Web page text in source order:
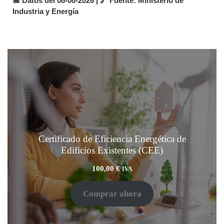
Industria y Energía
Certificado de Eficiencia Energética de
Edificios Existentes (CEE)
100,00€ IVA
Comprar ahora